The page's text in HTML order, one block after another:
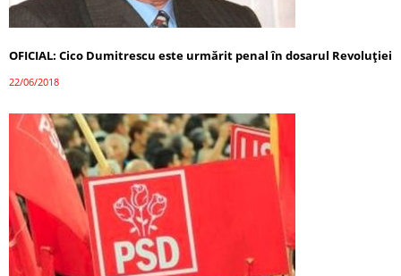
OFICIAL: Cico Dumitrescu este urmărit penal în dosarul Revoluţiei
22/06/2018